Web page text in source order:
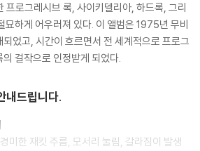
프로그레시브 록, 사이키델리아, 하드록, 그리
묘하게 어우러져 있다. 이 앨범은 1975년 무비
었고, 시간이 흐르면서 전 세계적으로 프로그
걸작으로 인정받게 되었다.
내드립니다.
미한 재킷 주름, 모서리 눌림, 갈라짐이 발생